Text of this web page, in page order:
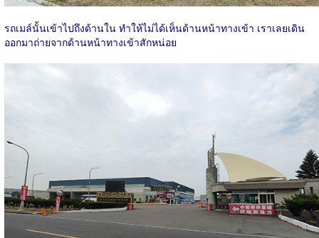
รถเมล์นั้นเข้าไปถึงด้านใน ทำให้ไม่ได้เห็นด้านหน้าทางเข้า เราเลยเดิน
ออกมาถ่ายจากด้านหน้าทางเข้าสักหน่อย